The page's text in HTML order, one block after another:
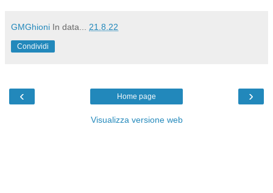
GMGhioni In data... 21.8.22
Condividi
‹ ›
Home page
Visualizza versione web